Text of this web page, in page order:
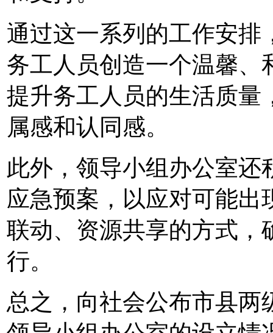
通过这一系列的工作安排
务工人员创造一个温馨、
提升务工人员的生活质量
属感和认同感。
此外，领导小组办公室
应急预案，以应对可能
联动、资源共享的方式，
行。
总之，向社会公布市县两